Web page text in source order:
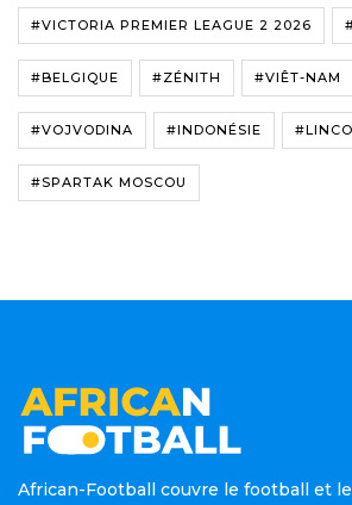
#VICTORIA PREMIER LEAGUE 2 2026
#BELGIQUE #ZÉNITH #VIÊT-NAM
#VOJVODINA #INDONÉSIE
#SPARTAK MOSCOU
African-Football couvre le football et